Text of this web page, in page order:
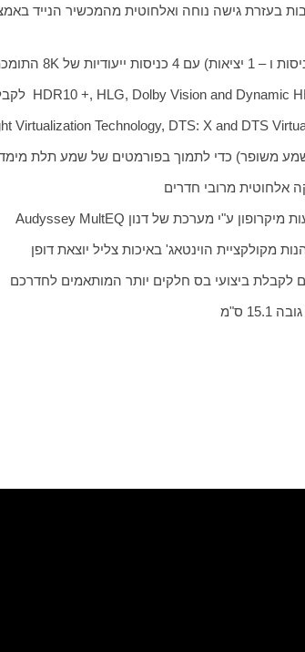
בעזרת גישה נוחה ואלחוטית מהמכשיר הנייד
K
8
HDR10 +, HLG, Dolby Vision and Dynamic
Virtualization Technology, DTS: X and DTS
משופר) כדי לתמוך בפורמטים של שמע תלת
אלחוטית מרובי חדרים
מיקרופון ע"י מערכת של דנון Audyssey MultEQ
מקולקציית הוינטאג' באיכות צליל יוצאת דופן
15.1 ס"מ